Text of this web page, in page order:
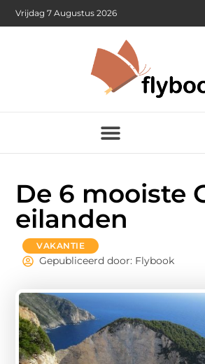
Vrijdag 7 Augustus 2026
De 6 mooiste
eilanden
VAKANTIE
Gepubliceerd door: Flybook